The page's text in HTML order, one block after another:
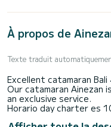
À propos de
Texte traduit
Excellent catamaran
Our catamaran
an exclusive service.
Horario day charter es